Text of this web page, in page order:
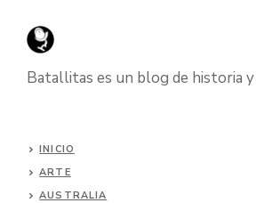
Batallitas es un blog de historia
INICIO
ARTE
AUSTRALIA